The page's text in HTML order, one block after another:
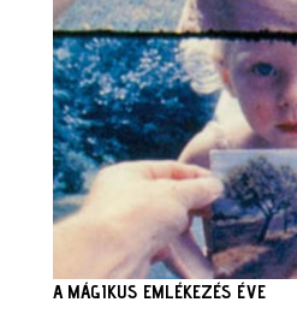
A MÁGIKUS EMLÉKEZÉS ÉVE